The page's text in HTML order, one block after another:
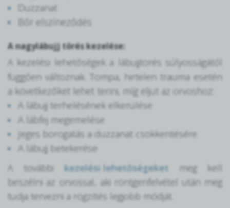
Duzzanat
Bőr elszíneződés
A nagylábujj törés kezelése:
A kezelési lehetőségek a lábujjtörés súlyosságától
függően változnak. Tompa, hirtelen trauma esetén
a következőket lehet tenni, míg eljut az orvoshoz:
A lábujj terhelésének elkerülése
A lábfej megemelése
Jeges borogatás a duzzanat csökkentésére
A lábujj betekerése
A további kezelési lehetőségeket meg kell
beszélni az orvossal, aki röntgenfelvétel után meg
tudja tervezni a rögzítés legjobb módját.